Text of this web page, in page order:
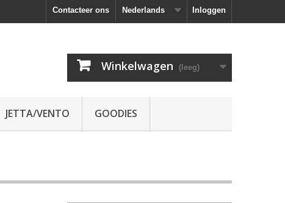
Inloggen
Nederlands
Contacteer ons
Winkelwagen (leeg)
JETTA/VENTO GOODIES